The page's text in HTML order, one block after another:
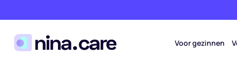
Voor gezinnen